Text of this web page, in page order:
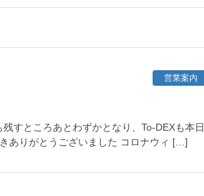
営業案内
すところあとわずかとなり、To-DEXも本日
ありがとうございました コロナウィ […]